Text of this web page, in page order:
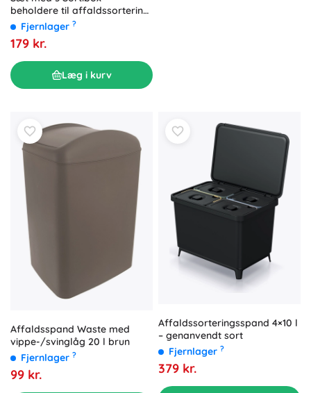
beholdere til affaldssortering,
grå sten, 3×25 l
Fjernlager ?
179 kr.
Læg i kurv
Affaldsspand Waste med
vippe-/svinglåg 20 l brun
Fjernlager ?
99 kr.
Affaldssorteringsspand 4×10 l
– genanvendt sort
Fjernlager ?
379 kr.